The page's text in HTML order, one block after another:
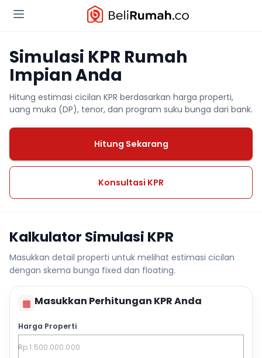
Simulasi KPR Rumah
Impian Anda
Hitung estimasi cicilan KPR berdasarkan harga properti,
uang muka (DP), tenor, dan program suku bunga dari bank.
Hitung Sekarang
Konsultasi KPR
Kalkulator Simulasi KPR
Masukkan detail properti untuk melihat estimasi cicilan
dengan skema bunga fixed dan floating.
▦ Masukkan Perhitungan KPR Anda
Harga Properti